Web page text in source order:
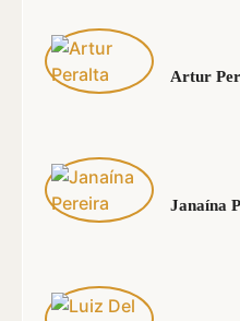
Artur
Janaína